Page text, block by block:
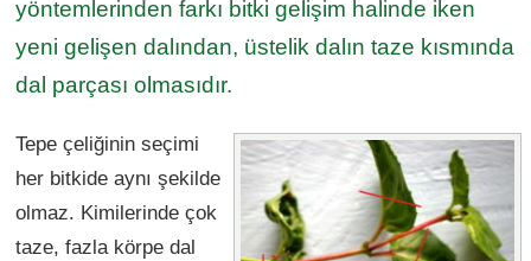
yöntemlerinden farkı bitki gelişim halinde iken
yeni gelişen dalından, üstelik dalın taze kısmında
dal parçası olmasıdır.
Tepe çeliğinin seçimi
her bitkide aynı şekilde
olmaz. Kimilerinde çok
taze, fazla körpe dal